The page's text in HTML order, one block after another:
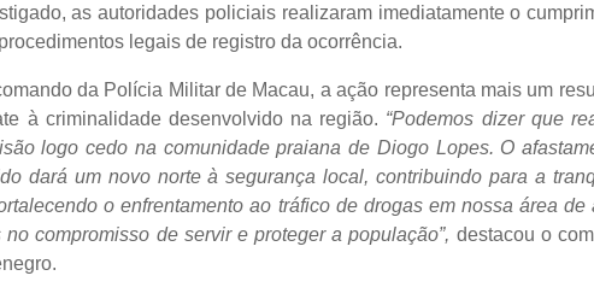
as autoridades policiais realizaram imediatamente o
legais de registro da ocorrência.
da Polícia Militar de Macau, a ação representa mais um
à criminalidade desenvolvido na região. “Podemos dizer que
logo cedo na comunidade praiana de Diogo Lopes. O
dará um novo norte à segurança local, contribuindo para a
o enfrentamento ao tráfico de drogas em nossa área de
compromisso de servir e proteger a população”, destacou o